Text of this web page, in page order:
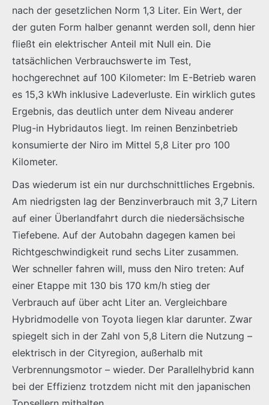
nach der gesetzlichen Norm 1,3 Liter. Ein Wert, der
der guten Form halber genannt werden soll, denn hier
fließt ein elektrischer Anteil mit Null ein. Die
tatsächlichen Verbrauchswerte im Test,
hochgerechnet auf 100 Kilometer: Im E-Betrieb waren
es 15,3 kWh inklusive Ladeverluste. Ein wirklich gutes
Ergebnis, das deutlich unter dem Niveau anderer
Plug-in Hybridautos liegt. Im reinen Benzinbetrieb
konsumierte der Niro im Mittel 5,8 Liter pro 100
Kilometer.
Das wiederum ist ein nur durchschnittliches Ergebnis.
Am niedrigsten lag der Benzinverbrauch mit 3,7 Litern
auf einer Überlandfahrt durch die niedersächsische
Tiefebene. Auf der Autobahn dagegen kamen bei
Richtgeschwindigkeit rund sechs Liter zusammen.
Wer schneller fahren will, muss den Niro treten: Auf
einer Etappe mit 130 bis 170 km/h stieg der
Verbrauch auf über acht Liter an. Vergleichbare
Hybridmodelle von Toyota liegen klar darunter. Zwar
spiegelt sich in der Zahl von 5,8 Litern die Nutzung –
elektrisch in der Cityregion, außerhalb mit
Verbrennungsmotor – wieder. Der Parallelhybrid kann
bei der Effizienz trotzdem nicht mit den japanischen